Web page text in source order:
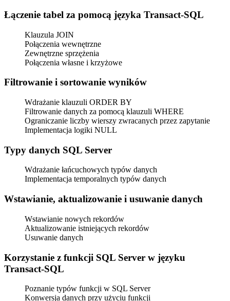
Łączenie tabel za pomocą języka Transact-SQL
Klauzula JOIN
Połączenia wewnętrzne
Zewnętrzne sprzężenia
Połączenia własne i krzyżowe
Filtrowanie i sortowanie wyników
Wdrażanie klauzuli ORDER BY
Filtrowanie danych za pomocą klauzuli WHERE
Ograniczanie liczby wierszy zwracanych przez zapytanie
Implementacja logiki NULL
Typy danych SQL Server
Wdrażanie łańcuchowych typów danych
Implementacja temporalnych typów danych
Wstawianie, aktualizowanie i usuwanie danych
Wstawianie nowych rekordów
Aktualizowanie istniejących rekordów
Usuwanie danych
Korzystanie z funkcji SQL Server w języku
Transact-SQL
Poznanie typów funkcji w SQL Server
Konwersja danych przy użyciu funkcji